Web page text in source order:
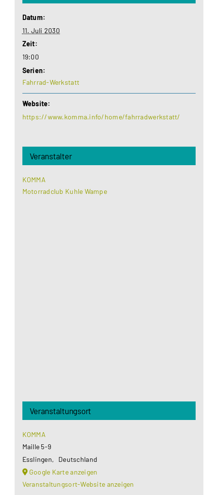
Datum:
11. Juli 2030
Zeit:
19:00
Serien:
Fahrrad-Werkstatt
Website:
https://www.komma.info/home/fahrradwerkstatt/
Veranstalter
KOMMA
Motorradclub Kuhle Wampe
Veranstaltungsort
KOMMA
Maille 5-9
Esslingen,
Deutschland
Google Karte anzeigen
Veranstaltungsort-Website anzeigen